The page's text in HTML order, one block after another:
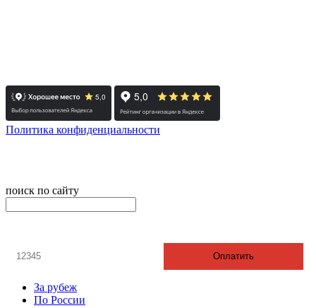
Политика конфиденциальности
поиск по сайту
Оплатить
За рубеж
По России